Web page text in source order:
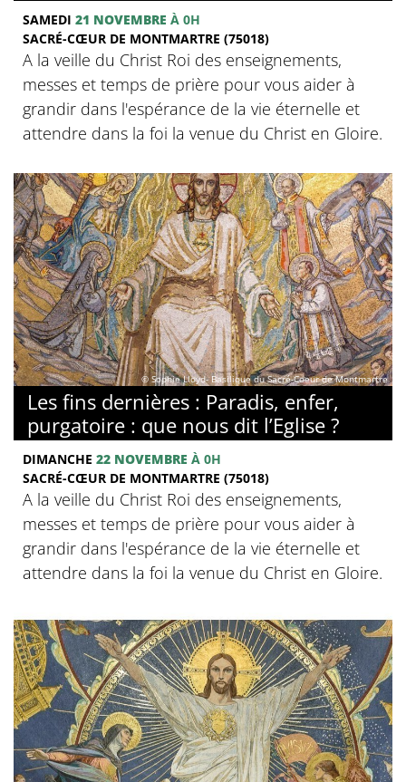
SAMEDI 21 NOVEMBRE À 0H
SACRÉ-CŒUR DE MONTMARTRE (75018)
A la veille du Christ Roi des enseignements,
messes et temps de prière pour vous aider à
grandir dans l'espérance de la vie éternelle et
attendre dans la foi la venue du Christ en Gloire.
© Sophie Lloyd- Basilique du Sacré-Coeur de Montmartre
Les fins dernières : Paradis, enfer,
purgatoire : que nous dit l’Eglise ?
DIMANCHE 22 NOVEMBRE À 0H
SACRÉ-CŒUR DE MONTMARTRE (75018)
A la veille du Christ Roi des enseignements,
messes et temps de prière pour vous aider à
grandir dans l'espérance de la vie éternelle et
attendre dans la foi la venue du Christ en Gloire.